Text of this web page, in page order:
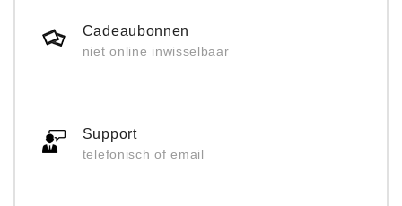
Cadeaubonnen
niet online inwisselbaar
Support
telefonisch of email